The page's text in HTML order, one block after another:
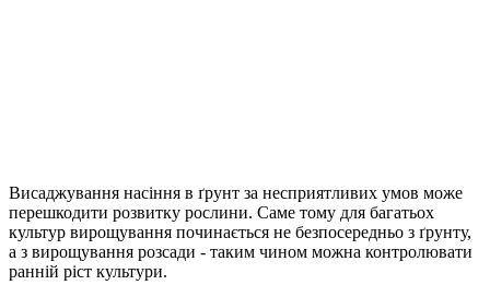
Висаджування насіння в ґрунт за несприятливих умов може
перешкодити розвитку рослини. Саме тому для багатьох
культур вирощування починається не безпосередньо з ґрунту,
а з вирощування розсади - таким чином можна контролювати
ранній ріст культури.